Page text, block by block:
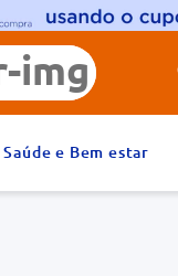
Saúde e Bem estar